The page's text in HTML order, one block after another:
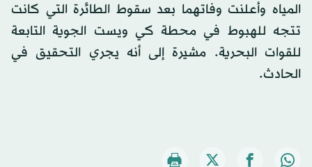
المياه وأعلنت وفاتهما بعد سقوط الطائرة التي كانت
تتجه للهبوط في محطة كي ويست الجوية التابعة
للقوات البحرية. مشيرة إلى أنه يجري التحقيق في
الحادث.